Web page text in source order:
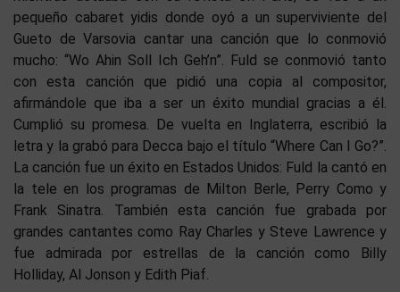
pequeño cabaret yidis donde oyó a un superviviente del
Gueto de Varsovia cantar una canción que lo conmovió
mucho: “Wo Ahin Soll Ich Geh’n”. Fuld se conmovió tanto
con esta canción que pidió una copia al compositor,
afirmándole que iba a ser un éxito mundial gracias a él.
Cumplió su promesa. De vuelta en Inglaterra, escribió la
letra y la grabó para Decca bajo el título “Where Can I Go?”.
La canción fue un éxito en Estados Unidos: Fuld la cantó en
la tele en los programas de Milton Berle, Perry Como y
Frank Sinatra. También esta canción fue grabada por
grandes cantantes como Ray Charles y Steve Lawrence y
fue admirada por estrellas de la canción como Billy
Holliday, Al Jonson y Edith Piaf.